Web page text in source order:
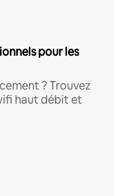
pour les
? Trouvez
haut débit et